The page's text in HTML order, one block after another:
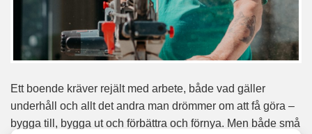
Ett boende kräver rejält med arbete, både vad gäller
underhåll och allt det andra man drömmer om att få göra –
bygga till, bygga ut och förbättra och förnya. Men både små